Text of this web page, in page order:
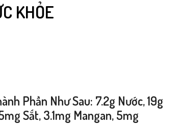
KHỎE
Phần Như Sau: 7.2g Nước, 19g
Sắt, 3.1mg Mangan, 5mg